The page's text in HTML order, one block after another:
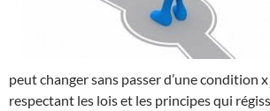
peut changer sans passer d’une condition
respectant les lois et les principes qui